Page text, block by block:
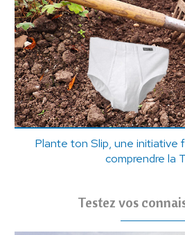
Plante ton Slip, une initiative
comprendre la
Testez vos